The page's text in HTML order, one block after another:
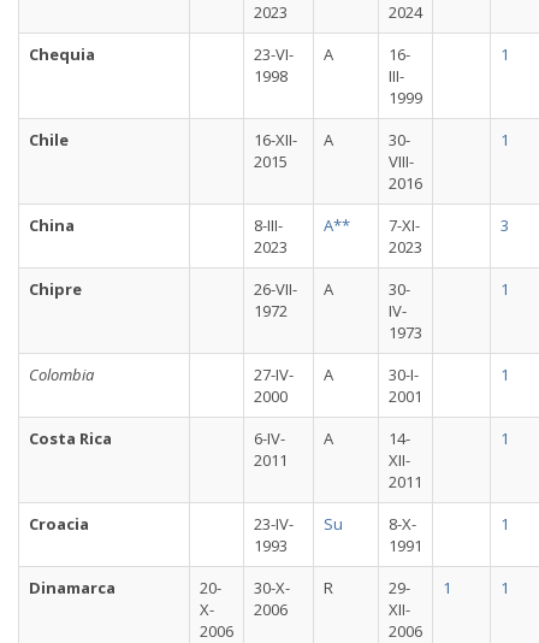
2023
2024
Chequia
23-VI-
1998
A
16-
III-
1999
1
Chile
16-XII-
2015
A
30-
VIII-
2016
1
China
8-III-
2023
A**
7-XI-
2023
3
Chipre
26-VII-
1972
A
30-
IV-
1973
1
Colombia
27-IV-
2000
A
30-I-
2001
1
Costa Rica
6-IV-
2011
A
14-
XII-
2011
1
Croacia
23-IV-
1993
Su
8-X-
1991
1
Dinamarca
20-
X-
2006
30-X-
2006
R
29-
XII-
2006
1 1